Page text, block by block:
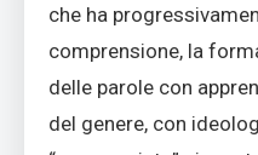
che ha
comprensione, la
delle parole con
del genere, con